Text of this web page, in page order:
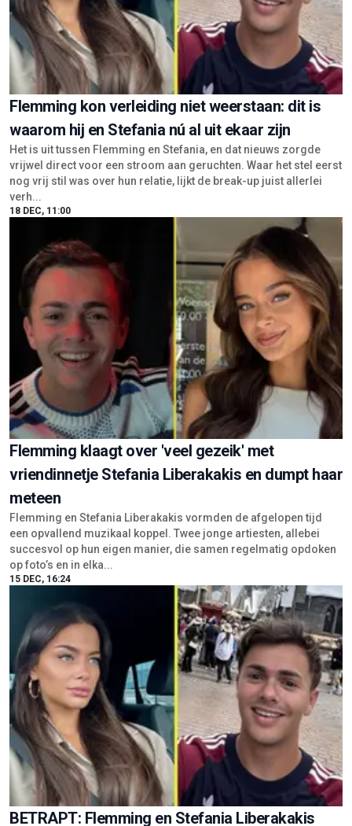
Flemming kon verleiding niet weerstaan: dit is
waarom hij en Stefania nú al uit ekaar zijn
Het is uit tussen Flemming en Stefania, en dat nieuws zorgde
vrijwel direct voor een stroom aan geruchten. Waar het stel eerst
nog vrij stil was over hun relatie, lijkt de break-up juist allerlei
verh...
18 DEC, 11:00
Flemming klaagt over 'veel gezeik' met
vriendinnetje Stefania Liberakakis en dumpt haar
meteen
Flemming en Stefania Liberakakis vormden de afgelopen tijd
een opvallend muzikaal koppel. Twee jonge artiesten, allebei
succesvol op hun eigen manier, die samen regelmatig opdoken
op foto’s en in elka...
15 DEC, 16:24
BETRAPT: Flemming en Stefania Liberakakis